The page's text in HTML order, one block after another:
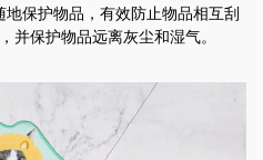
保护物品，有效防止物品相互刮
并保护物品远离灰尘和湿气。